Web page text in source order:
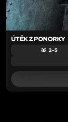
ÚTĚK Z PONORKY
2 – 5